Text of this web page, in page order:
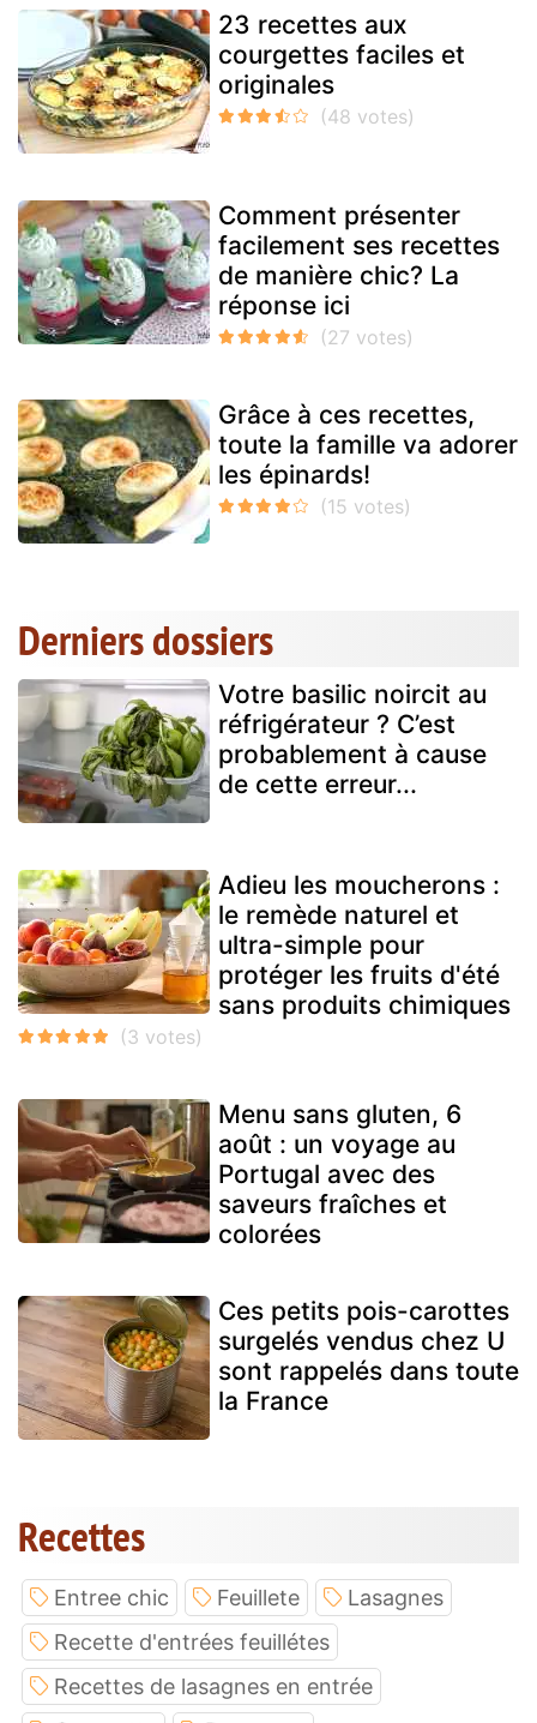
23 recettes aux
courgettes faciles et
originales
Comment présenter
facilement ses recettes
de manière chic? La
réponse ici
Grâce à ces recettes,
toute la famille va adorer
les épinards!
Derniers dossiers
Votre basilic noircit au
réfrigérateur ? C’est
probablement à cause
de cette erreur...
Adieu les moucherons :
le remède naturel et
ultra-simple pour
protéger les fruits d'été
sans produits chimiques
Menu sans gluten, 6
août : un voyage au
Portugal avec des
saveurs fraîches et
colorées
Ces petits pois-carottes
surgelés vendus chez U
sont rappelés dans toute
la France
Recettes
Entree chic Feuillete
Lasagnes
Recette d'entrées feuillétes
Recettes de lasagnes en entrée